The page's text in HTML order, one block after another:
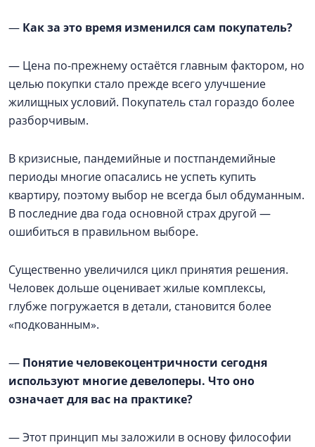
— Как за это время изменился сам покупатель?
— Цена по-прежнему остаётся главным фактором, но
целью покупки стало прежде всего улучшение
жилищных условий. Покупатель стал гораздо более
разборчивым.
В кризисные, пандемийные и постпандемийные
периоды многие опасались не успеть купить
квартиру, поэтому выбор не всегда был обдуманным.
В последние два года основной страх другой —
ошибиться в правильном выборе.
Существенно увеличился цикл принятия решения.
Человек дольше оценивает жилые комплексы,
глубже погружается в детали, становится более
«подкованным».
— Понятие человекоцентричности сегодня
используют многие девелоперы. Что оно
означает для вас на практике?
— Этот принцип мы заложили в основу философии